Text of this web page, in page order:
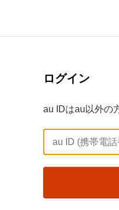
ログイン
au IDはau以外の